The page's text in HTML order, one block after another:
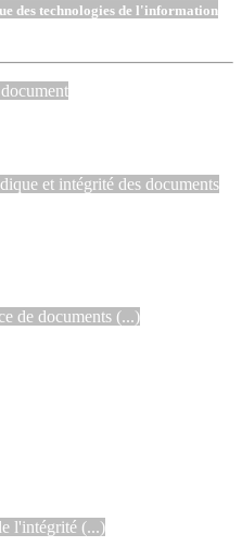
des technologies de l'information
et intégrité des documents
de documents (...)
l'intégrité (...)